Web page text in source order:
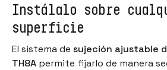
Instálalo sobre
superficie
El sistema de sujeción ajustable
TH8A permite fijarlo de manera